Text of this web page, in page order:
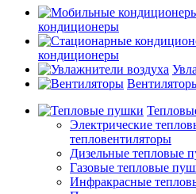
кондиционеры
кондиционеры
Электрические
тепловентиляторы
Дизельные тепловые
Газовые тепловые
Инфракрасные